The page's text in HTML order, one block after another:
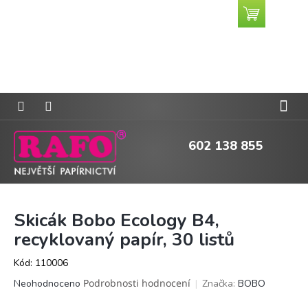
602 138 855
Nákupní
košík
Skicák Bobo Ecology B4,
recyklovaný papír, 30 listů
Kód: 110006
Průměrné
Neohodnoceno Podrobnosti hodnocení Značka: BOBO